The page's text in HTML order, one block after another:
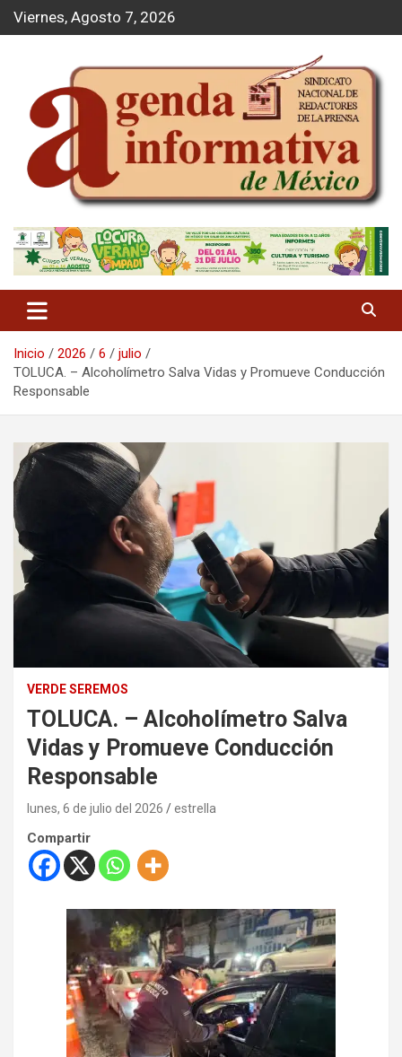
d
Viernes, Agosto 7, 2026
Agenda Informativa
Inicio 2026 6
julio
TOLUCA. – Alcoholímetro Salva Vidas y Promueve Conducción
Responsable
VERDE SEREMOS
TOLUCA. – Alcoholímetro Salva
Vidas y Promueve Conducción
Responsable
lunes, 6 de julio del 2026 estrella
Compartir